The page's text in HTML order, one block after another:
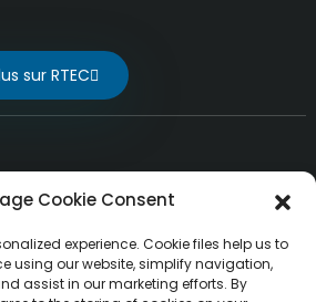
sur RTEC
d'innovation, district d'innovation
de MianYang, Sichuan, Chine 621000
Cookie Consent
experience. Cookie files help us to
using our website, simplify navigation,
assist in our marketing efforts. By